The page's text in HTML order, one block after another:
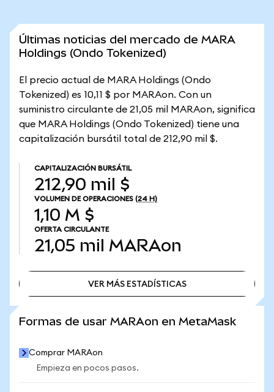
Últimas noticias del mercado de MARA
Holdings (Ondo Tokenized)
El precio actual de MARA Holdings (Ondo
Tokenized) es 10,11 $ por MARAon. Con un
suministro circulante de 21,05 mil MARAon, significa
que MARA Holdings (Ondo Tokenized) tiene una
capitalización bursátil total de 212,90 mil $.
CAPITALIZACIÓN BURSÁTIL
212,90 mil $
VOLUMEN DE OPERACIONES (24 H)
1,10 M $
OFERTA CIRCULANTE
21,05 mil MARAon
VER MÁS ESTADÍSTICAS
Formas de usar MARAon en MetaMask
Comprar MARAon
Empieza en pocos pasos.